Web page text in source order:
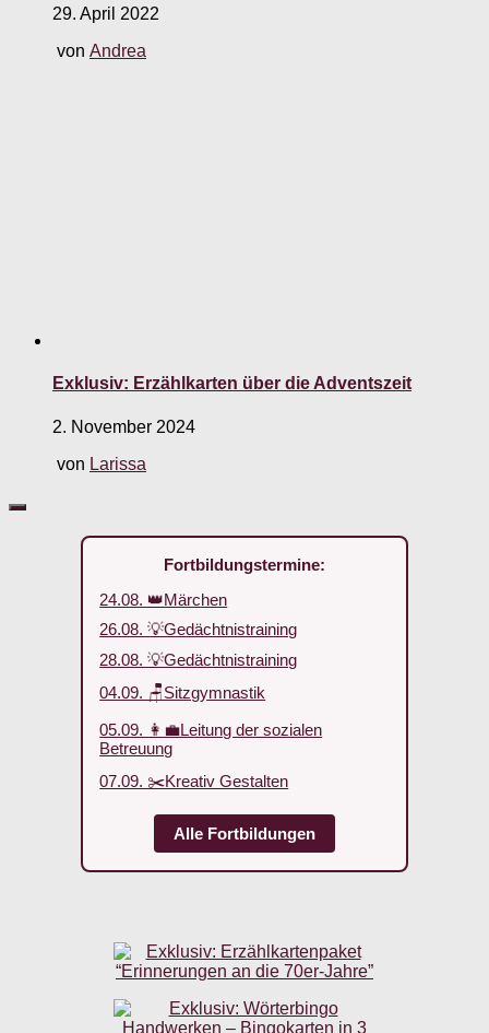
29. April 2022
von Andrea
Exklusiv: Erzählkarten über die Adventszeit
2. November 2024
von Larissa
Fortbildungstermine:
24.08. 👑Märchen
26.08. 💡Gedächtnistraining
28.08. 💡Gedächtnistraining
04.09. 🪑Sitzgymnastik
05.09. 👩‍💼Leitung der sozialen
Betreuung
07.09. ✂️Kreativ Gestalten
Alle Fortbildungen